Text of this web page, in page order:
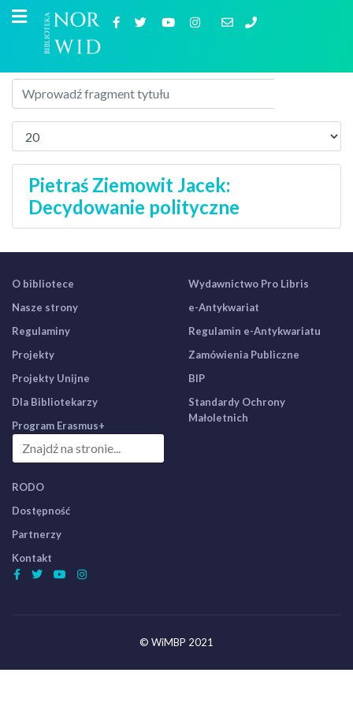
Pietraś Ziemowit Jacek:
Decydowanie polityczne
O bibliotece
Nasze strony
Regulaminy
Projekty
Projekty Unijne
Dla Bibliotekarzy
Program Erasmus+
Wydawnictwo Pro Libris
e-Antykwariat
Regulamin e-Antykwariatu
Zamówienia Publiczne
BIP
Standardy Ochrony
Małoletnich
RODO
Dostępność
Partnerzy
Kontakt
© WiMBP 2021